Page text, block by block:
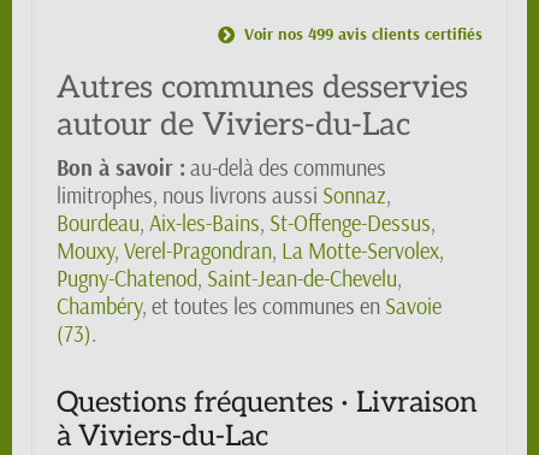
Voir nos 499 avis clients certifiés
Autres communes desservies
autour de Viviers-du-Lac
Bon à savoir : au-delà des communes
limitrophes, nous livrons aussi Sonnaz,
Bourdeau, Aix-les-Bains, St-Offenge-Dessus,
Mouxy, Verel-Pragondran, La Motte-Servolex,
Pugny-Chatenod, Saint-Jean-de-Chevelu,
Chambéry, et toutes les communes en Savoie
(73).
Questions fréquentes · Livraison
à Viviers-du-Lac